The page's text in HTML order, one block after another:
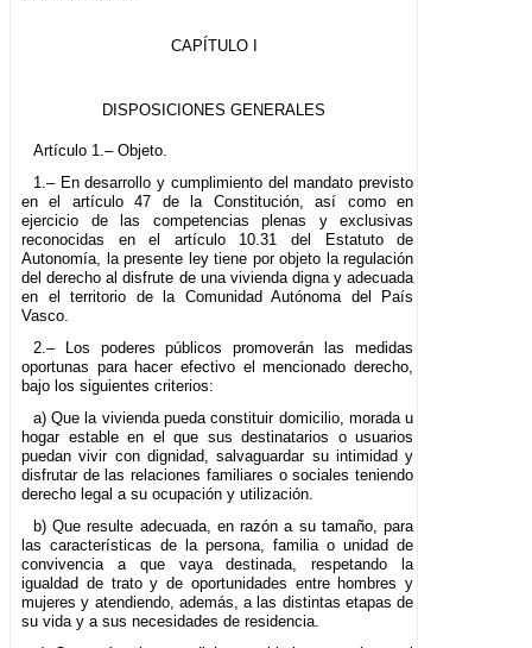
CAPÍTULO I
DISPOSICIONES GENERALES
Artículo 1.– Objeto.
1.– En desarrollo y cumplimiento del mandato previsto
en el artículo 47 de la Constitución, así como en
ejercicio de las competencias plenas y exclusivas
reconocidas en el artículo 10.31 del Estatuto de
Autonomía, la presente ley tiene por objeto la regulación
del derecho al disfrute de una vivienda digna y adecuada
en el territorio de la Comunidad Autónoma del País
Vasco.
2.– Los poderes públicos promoverán las medidas
oportunas para hacer efectivo el mencionado derecho,
bajo los siguientes criterios:
a) Que la vivienda pueda constituir domicilio, morada u
hogar estable en el que sus destinatarios o usuarios
puedan vivir con dignidad, salvaguardar su intimidad y
disfrutar de las relaciones familiares o sociales teniendo
derecho legal a su ocupación y utilización.
b) Que resulte adecuada, en razón a su tamaño, para
las características de la persona, familia o unidad de
convivencia a que vaya destinada, respetando la
igualdad de trato y de oportunidades entre hombres y
mujeres y atendiendo, además, a las distintas etapas de
su vida y a sus necesidades de residencia.